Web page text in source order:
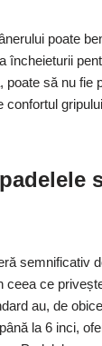
poate
încheieturii
să nu fie
semnificativ
ceea ce
au, de
la 6 inci,